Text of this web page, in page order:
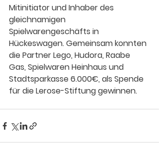
Mitinitiator und Inhaber des
gleichnamigen
Spielwarengeschäfts in
Hückeswagen. Gemeinsam konnten
die Partner Lego, Hudora, Raabe
Gas, Spielwaren Heinhaus und
Stadtsparkasse 6.000€, als Spende
für die Lerose-Stiftung gewinnen.